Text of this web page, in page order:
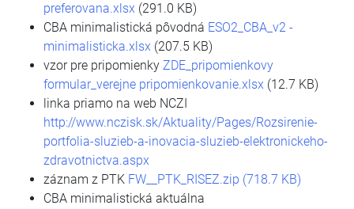
preferovana.xlsx (291.0 KB)
CBA minimalistická pôvodná ESO2_CBA_v2 -
minimalisticka.xlsx (207.5 KB)
vzor pre pripomienky ZDE_pripomienkovy
formular_verejne pripomienkovanie.xlsx (12.7 KB)
linka priamo na web NCZI
http://www.nczisk.sk/Aktuality/Pages/Rozsirenie-
portfolia-sluzieb-a-inovacia-sluzieb-elektronickeho-
zdravotnictva.aspx
záznam z PTK FW__PTK_RISEZ.zip (718.7 KB)
CBA minimalistická aktuálna